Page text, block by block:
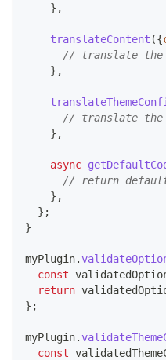
} ,
translateContent ({
// translate the
} ,
// translate the
} ,
async
// return
} ,
} ;
}
myPlugin.
const
return
} ;
myPlugin.
const